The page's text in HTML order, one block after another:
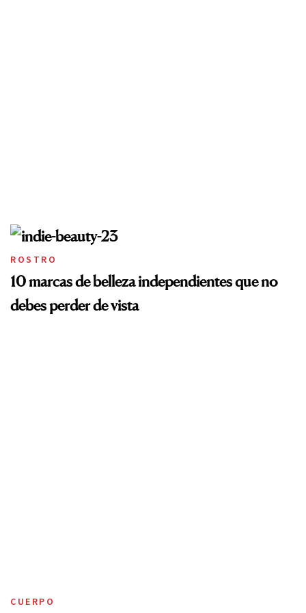
ROSTRO
10 marcas de belleza independientes que no
debes perder de vista
CUERPO